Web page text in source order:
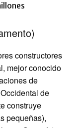
constructores
mejor conocido
de
de
construye
pequeñas),